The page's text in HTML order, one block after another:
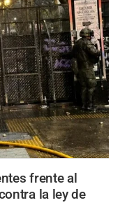
frente al
la ley de